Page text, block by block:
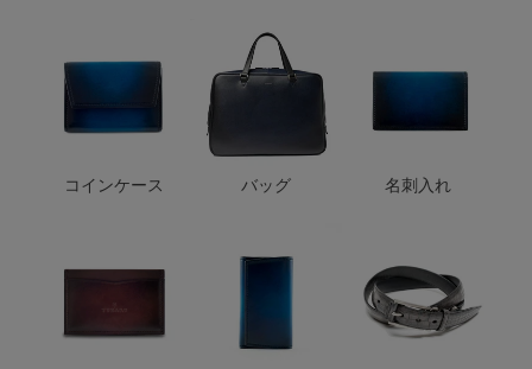
コインケース バッグ 名刺入れ